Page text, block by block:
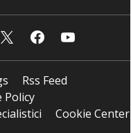
Rss Feed
Policy
Cookie Center